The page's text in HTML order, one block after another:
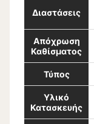
Διαστάσεις
Απόχρωση
Καθίσματος
Τύπος
Υλικό
Κατασκευής